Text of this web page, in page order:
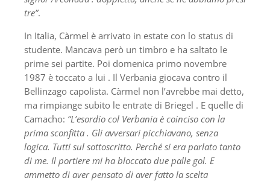
tre”.
In Italia, Càrmel è arrivato in estate con lo status di
studente. Mancava però un timbro e ha saltato le
prime sei partite. Poi domenica primo novembre
1987 è toccato a lui . Il Verbania giocava contro il
Bellinzago capolista. Càrmel non l’avrebbe mai detto,
ma rimpiange subito le entrate di Briegel . E quelle di
Camacho: “L’esordio col Verbania è coinciso con la
prima sconfitta . Gli avversari picchiavano, senza
logica. Tutti sul sottoscritto. Perché si era parlato tanto
di me. Il portiere mi ha bloccato due palle gol. E
ammetto di aver pensato di aver fatto la scelta